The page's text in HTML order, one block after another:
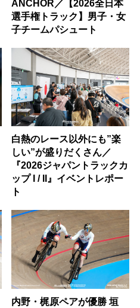
ANCHOR／【2026全日本
選手権トラック】男子・女
子チームパシュート
白熱のレース以外にも”楽
しい”が盛りだくさん／
『2026ジャパントラックカ
ップ I / II』イベントレポー
ト
内野・梶原ペアが優勝 垣